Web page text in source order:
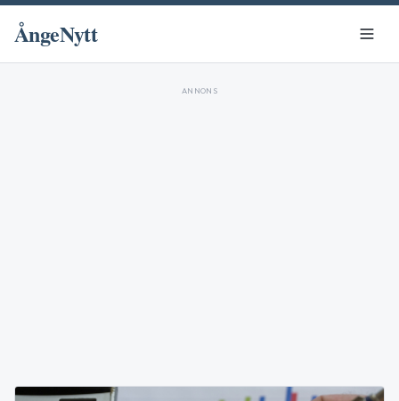
ÅngeNytt
ANNONS